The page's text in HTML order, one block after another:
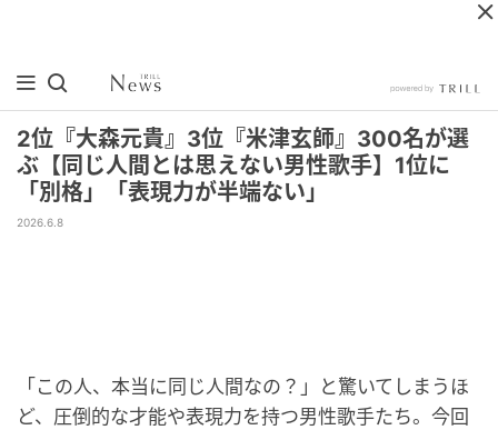
2位『大森元貴』3位『米津玄師』300名が選
ぶ【同じ人間とは思えない男性歌手】1位に
「別格」「表現力が半端ない」
2026.6.8
「この人、本当に同じ人間なの？」と驚いてしまうほ
ど、圧倒的な才能や表現力を持つ男性歌手たち。今回